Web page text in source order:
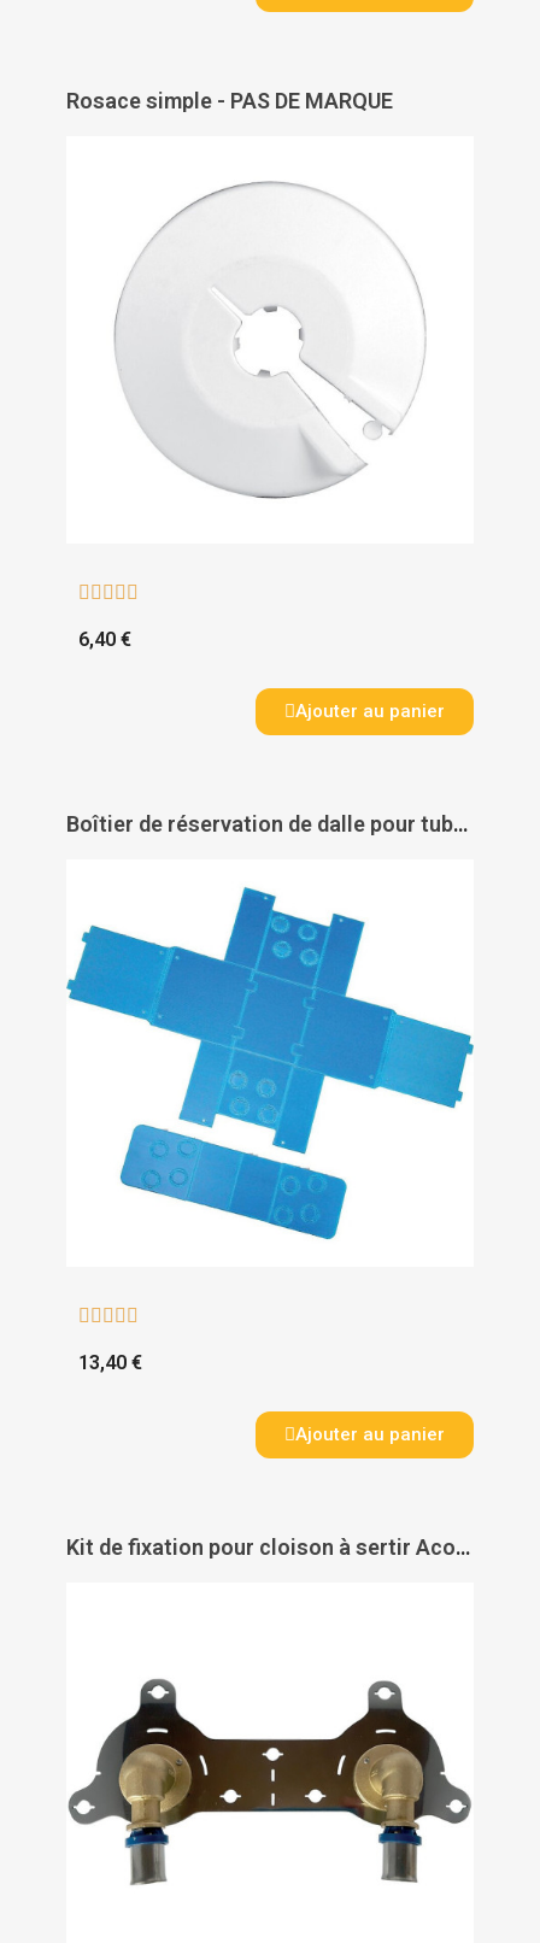
Rosace simple - PAS DE MARQUE
    
6,40 €
Ajouter au panier
Boîtier de réservation de dalle pour tubes PER - WATTS
    
13,40 €
Ajouter au panier
Kit de fixation pour cloison à sertir Acoplaq Acopex Alu - THERMACOME